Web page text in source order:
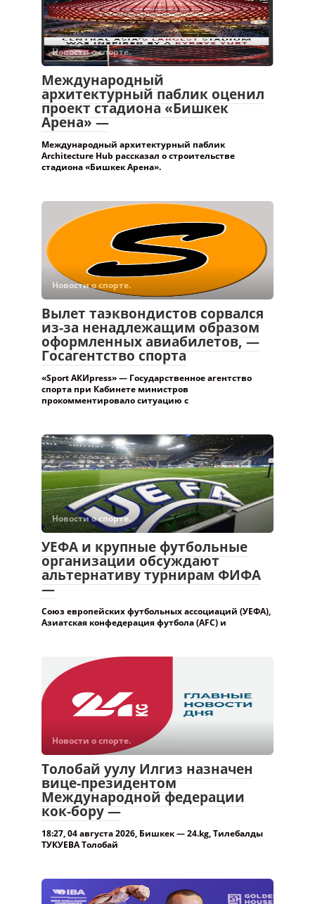
Новости о спорте.
Международный
архитектурный паблик оценил
проект стадиона «Бишкек
Арена» —
Международный архитектурный паблик
Architecture Hub рассказал о строительстве
стадиона «Бишкек Арена».
Новости о спорте.
Вылет таэквондистов сорвался
из-за ненадлежащим образом
оформленных авиабилетов, —
Госагентство спорта
«Sport АКИpress» — Государственное агентство
спорта при Кабинете министров
прокомментировало ситуацию с
Новости о спорте.
УЕФА и крупные футбольные
организации обсуждают
альтернативу турнирам ФИФА
—
Союз европейских футбольных ассоциаций (УЕФА),
Азиатская конфедерация футбола (AFC) и
Новости о спорте.
Толобай уулу Илгиз назначен
вице-президентом
Международной федерации
кок-бору —
18:27, 04 августа 2026, Бишкек — 24.kg, Тилебалды
ТУКУЕВА Толобай